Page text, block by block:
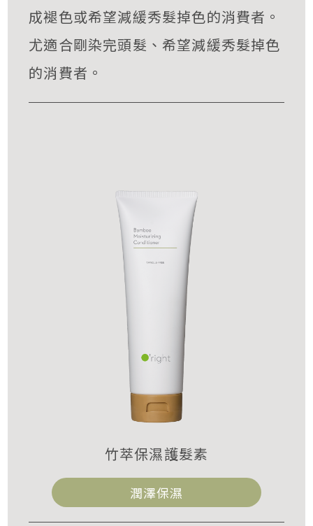
成褪色或希望減緩秀髮掉色的消費者。
尤適合剛染完頭髮、希望減緩秀髮掉色
的消費者。
竹萃保濕護髮素
潤澤保濕